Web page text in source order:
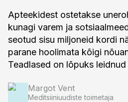
Apteekidest ostetakse
kunagi varem ja
seotud sisu miljoneid kordi
parane hoolimata kõigi
Teadlased on lõpuks leidnud
Margot Vent
Meditsiiniuudiste toimetaja